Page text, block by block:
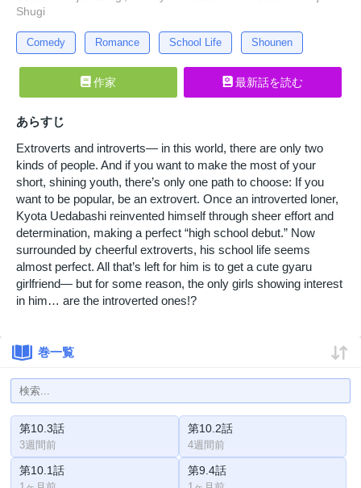
Shugi
Comedy Romance School Life Shounen
作家 最新話を読む
あらすじ
Extroverts and introverts— in this world, there are only two
kinds of people. And if you want to make the most of your
short, shining youth, there’s only one path to choose: If you
want to be popular, be an extrovert. Once an introverted loner,
Kyota Uedabashi reinvented himself through sheer effort and
determination, making a perfect “high school debut.” Now
surrounded by cheerful extroverts, his school life seems
almost perfect. All that’s left for him is to get a cute gyaru
girlfriend— but for some reason, the only girls showing interest
in him… are the introverted ones!?
巻一覧
第10.3話
3週間前
第10.2話
4週間前
第10.1話 第9.4話